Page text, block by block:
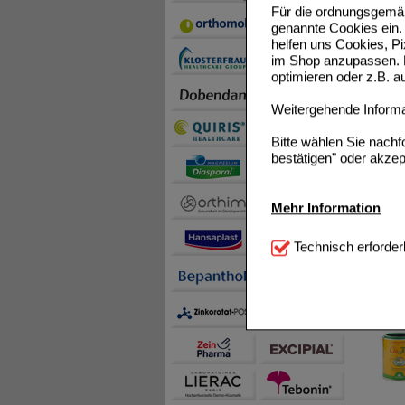
Für die
genannte Cookies
helfen uns Cookies,
im Shop anzupassen.
optimieren oder z.B.
Weitergehende
Bitte wählen Sie
bestätigen" oder
Mehr Information
Technisch
notwendig sind (z.B.
Diese
beispielsweise für
Inhalte anzuzeigen
Statistik & Tracking:
sammeln, mit deren
Technisch